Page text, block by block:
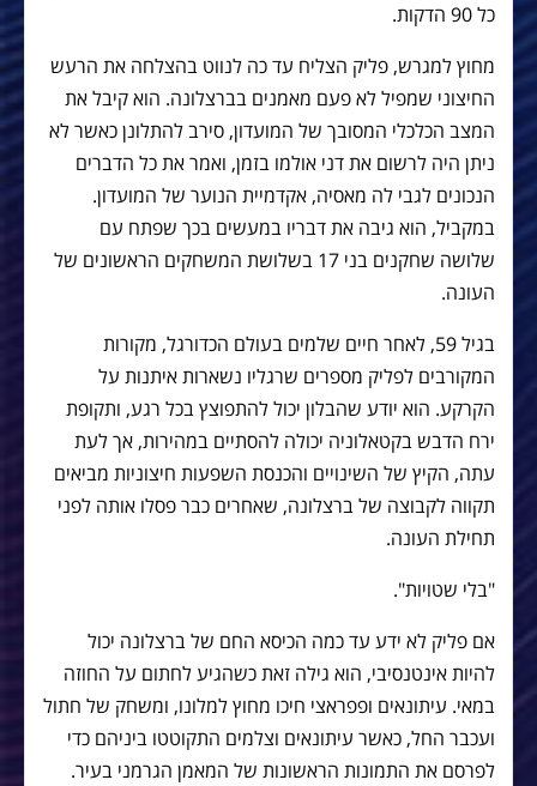
כל 90 הדקות.
מחוץ למגרש, פליק הצליח עד כה לנווט בהצלחה את הרעש
החיצוני שמפיל לא פעם מאמנים בברצלונה. הוא קיבל את
המצב הכלכלי המסובך של המועדון, סירב להתלונן כאשר לא
ניתן היה לרשום את דני אולמו בזמן, ואמר את כל הדברים
הנכונים לגבי לה מאסיה, אקדמיית הנוער של המועדון.
במקביל, הוא גיבה את דבריו במעשים בכך שפתח עם
שלושה שחקנים בני 17 בשלושת המשחקים הראשונים של
העונה.
בגיל 59, לאחר חיים שלמים בעולם הכדורגל, מקורות
המקורבים לפליק מספרים שרגליו נשארות איתנות על
הקרקע. הוא יודע שהבלון יכול להתפוצץ בכל רגע, ותקופת
ירח הדבש בקטאלוניה יכולה להסתיים במהירות, אך לעת
עתה, הקיץ של השינויים והכנסת השפעות חיצוניות מביאים
תקווה לקבוצה של ברצלונה, שאחרים כבר פסלו אותה לפני
תחילת העונה.
"בלי שטויות".
אם פליק לא ידע עד כמה הכיסא החם של ברצלונה יכול
להיות אינטנסיבי, הוא גילה זאת כשהגיע לחתום על החוזה
במאי. עיתונאים ופפראצי חיכו מחוץ למלונו, ומשחק של חתול
ועכבר החל, כאשר עיתונאים וצלמים התקוטטו ביניהם כדי
לפרסם את התמונות הראשונות של המאמן הגרמני בעיר.